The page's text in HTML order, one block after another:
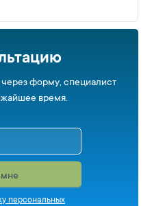
форму, специалист
время.
мне
персональных